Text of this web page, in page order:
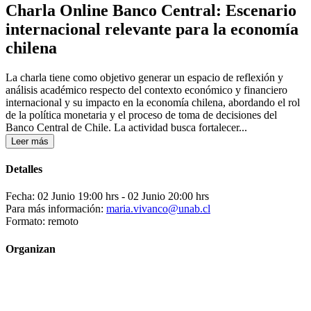
Charla Online Banco Central: Escenario
internacional relevante para la economía
chilena
La charla tiene como objetivo generar un espacio de reflexión y
análisis académico respecto del contexto económico y financiero
internacional y su impacto en la economía chilena, abordando el rol
de la política monetaria y el proceso de toma de decisiones del
Banco Central de Chile. La actividad busca fortalecer...
Leer más
Detalles
Fecha: 02 Junio 19:00 hrs - 02 Junio 20:00 hrs
Para más información: maria.vivanco@unab.cl
Formato: remoto
Organizan